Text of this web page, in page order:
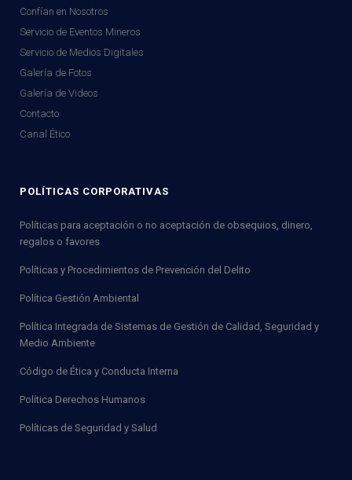
Confían en Nosotros
Servicio de Eventos Mineros
Servicio de Medios Digitales
Galería de Fotos
Galería de Videos
Contacto
Canal Ético
POLÍTICAS CORPORATIVAS
Políticas para aceptación o no aceptación de obsequios, dinero,
regalos o favores
Políticas y Procedimientos de Prevención del Delito
Política Gestión Ambiental
Política Integrada de Sistemas de Gestión de Calidad, Seguridad y
Medio Ambiente
Código de Ética y Conducta Interna
Política Derechos Humanos
Políticas de Seguridad y Salud